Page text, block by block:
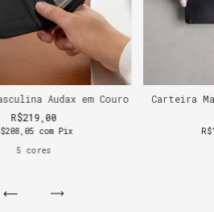
Audax em Couro
R$219,00
com Pix
5 cores
Carteira